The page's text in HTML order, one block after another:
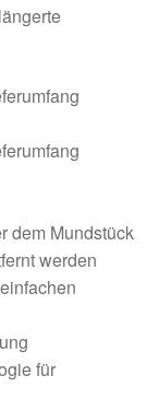
dem Mundstück
werden
für